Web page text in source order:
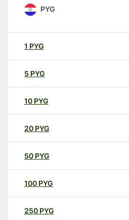
PYG
1 PYG
5 PYG
10 PYG
20 PYG
50 PYG
100 PYG
250 PYG